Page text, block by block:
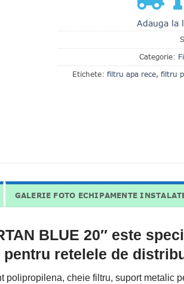
Adauga la
Categorie:
Etichete: filtru apa rece, filtru
GALERIE FOTO ECHIPAMENTE
BLUE 20″ este
retelele de
cheie filtru, suport metalic